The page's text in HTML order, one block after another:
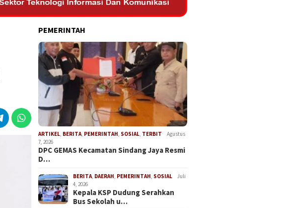
PEMERINTAH
ARTIKEL BERITA PEMERINTAH SOSIAL TERBIT
Agustus
7, 2026
DPC GEMAS Kecamatan Sindang Jaya Resmi
D…
BERITA DAERAH PEMERINTAH SOSIAL
Juli
4, 2026
Kepala KSP Dudung Serahkan
Bus Sekolah u…